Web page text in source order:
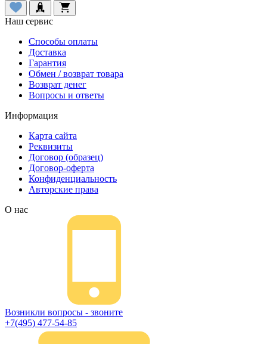
Наш сервис
Способы оплаты
Доставка
Гарантия
Обмен / возврат товара
Возврат денег
Вопросы и ответы
Информация
Карта сайта
Реквизиты
Договор (образец)
Договор-оферта
Конфиденциальность
Авторские права
О нас
Возникли вопросы - звоните
+7(495) 477-54-85